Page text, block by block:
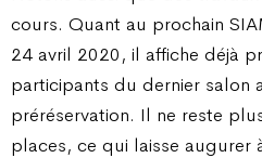
cours. Quant au prochain
24 avril 2020, il affiche déjà
participants du dernier salon
préréservation. Il ne reste
places, ce qui laisse augurer